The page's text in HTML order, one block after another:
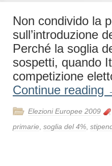
Non condivido la
sull’introduzione
Perché la soglia
sospetti, quando
competizione
Continue reading
Elezioni Europee 2009
primarie soglia del 4%